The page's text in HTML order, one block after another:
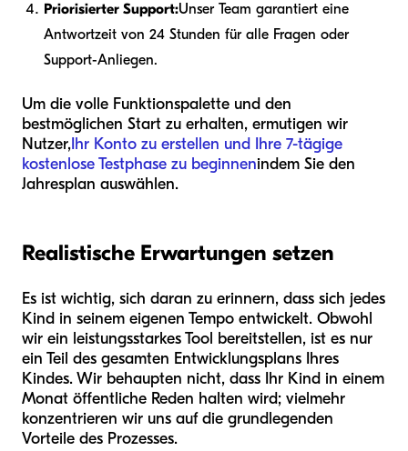
Priorisierter Support:Unser Team garantiert eine
Antwortzeit von 24 Stunden für alle Fragen oder
Support-Anliegen.
Um die volle Funktionspalette und den
bestmöglichen Start zu erhalten, ermutigen wir
Nutzer,Ihr Konto zu erstellen und Ihre 7-tägige
kostenlose Testphase zu beginnenindem Sie den
Jahresplan auswählen.
Realistische Erwartungen setzen
Es ist wichtig, sich daran zu erinnern, dass sich jedes
Kind in seinem eigenen Tempo entwickelt. Obwohl
wir ein leistungsstarkes Tool bereitstellen, ist es nur
ein Teil des gesamten Entwicklungsplans Ihres
Kindes. Wir behaupten nicht, dass Ihr Kind in einem
Monat öffentliche Reden halten wird; vielmehr
konzentrieren wir uns auf die grundlegenden
Vorteile des Prozesses.